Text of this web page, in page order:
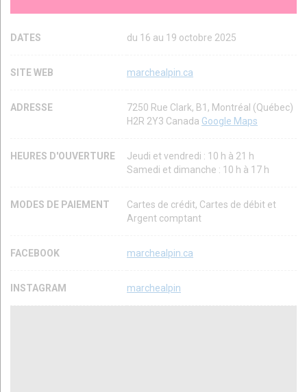
DATES du 16 au 19 octobre 2025
SITE WEB marchealpin.ca
ADRESSE
7250 Rue Clark, B1, Montréal (Québec)
H2R 2Y3 Canada Google Maps
HEURES D'OUVERTURE
Jeudi et vendredi : 10 h à 21 h
Samedi et dimanche : 10 h à 17 h
MODES DE PAIEMENT
Cartes de crédit, Cartes de débit et
Argent comptant
FACEBOOK marchealpin.ca
INSTAGRAM marchealpin